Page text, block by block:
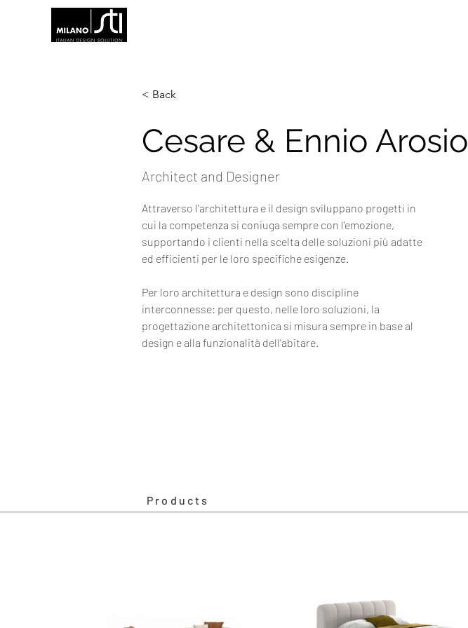
< Back
Cesare & Ennio Arosio
Architect and Designer
Attraverso l'architettura e il design sviluppano progetti in
cui la competenza si coniuga sempre con l'emozione,
supportando i clienti nella scelta delle soluzioni più adatte
ed efficienti per le loro specifiche esigenze.
Per loro architettura e design sono discipline
interconnesse: per questo, nelle loro soluzioni, la
progettazione architettonica si misura sempre in base al
design e alla funzionalità dell'abitare.
Products